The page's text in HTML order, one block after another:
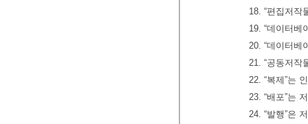
18. “편집저작
19. “데이터베
20. “데이터베
21. “공동저작
22. “복제”는
23. “배포”는
24. “발행”은